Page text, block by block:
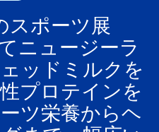
スポーツ展
ニュージーラ
ッドミルクを
プロテインを
ツ栄養からヘ